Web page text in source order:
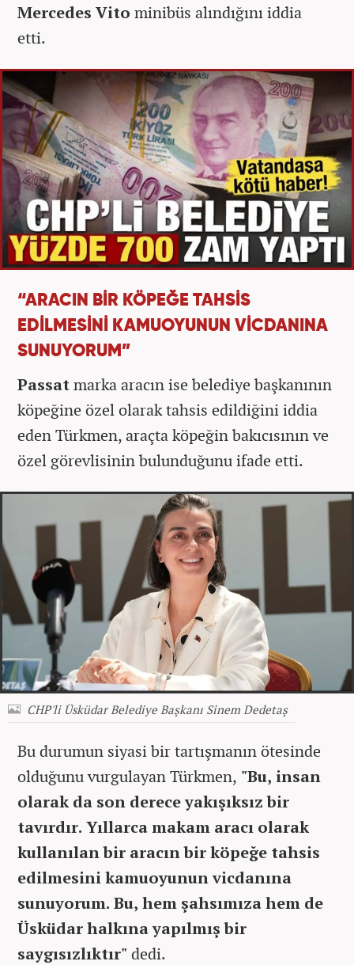
Mercedes Vito minibüs alındığını iddia
etti.
“ARACIN BİR KÖPEĞE TAHSİS
EDİLMESİNİ KAMUOYUNUN VİCDANINA
SUNUYORUM”
Passatmarka aracın ise belediye başkanının
köpeğine özel olarak tahsis edildiğini iddia
eden Türkmen, araçta köpeğin bakıcısının ve
özel görevlisinin bulunduğunu ifade etti.
CHP'li Üsküdar Belediye Başkanı Sinem Dedetaş
Bu durumun siyasi bir tartışmanın ötesinde
olduğunu vurgulayan Türkmen, "Bu, insan
olarak da son derece yakışıksız bir
tavırdır. Yıllarca makam aracı olarak
kullanılan bir aracın bir köpeğe tahsis
edilmesini kamuoyunun vicdanına
sunuyorum. Bu, hem şahsımıza hem de
Üsküdar halkına yapılmış bir
saygısızlıktır" dedi.